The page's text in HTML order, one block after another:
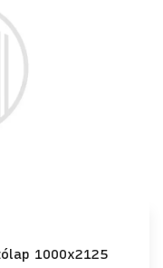
1000x2125